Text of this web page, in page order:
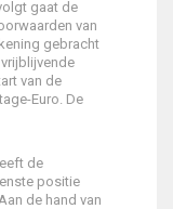
gaat de
van
gebracht
van de
Euro. De
de
positie
de hand van